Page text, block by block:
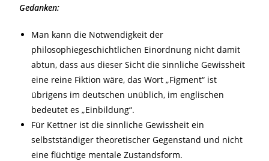
Gedanken:
Man kann die Notwendigkeit der
philosophiegeschichtlichen Einordnung nicht damit
abtun, dass aus dieser Sicht die sinnliche Gewissheit
eine reine Fiktion wäre, das Wort „Figment“ ist
übrigens im deutschen unüblich, im englischen
bedeutet es „Einbildung“.
Für Kettner ist die sinnliche Gewissheit ein
selbstständiger theoretischer Gegenstand und nicht
eine flüchtige mentale Zustandsform.